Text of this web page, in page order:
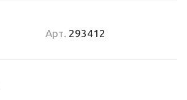
Арт. 293412